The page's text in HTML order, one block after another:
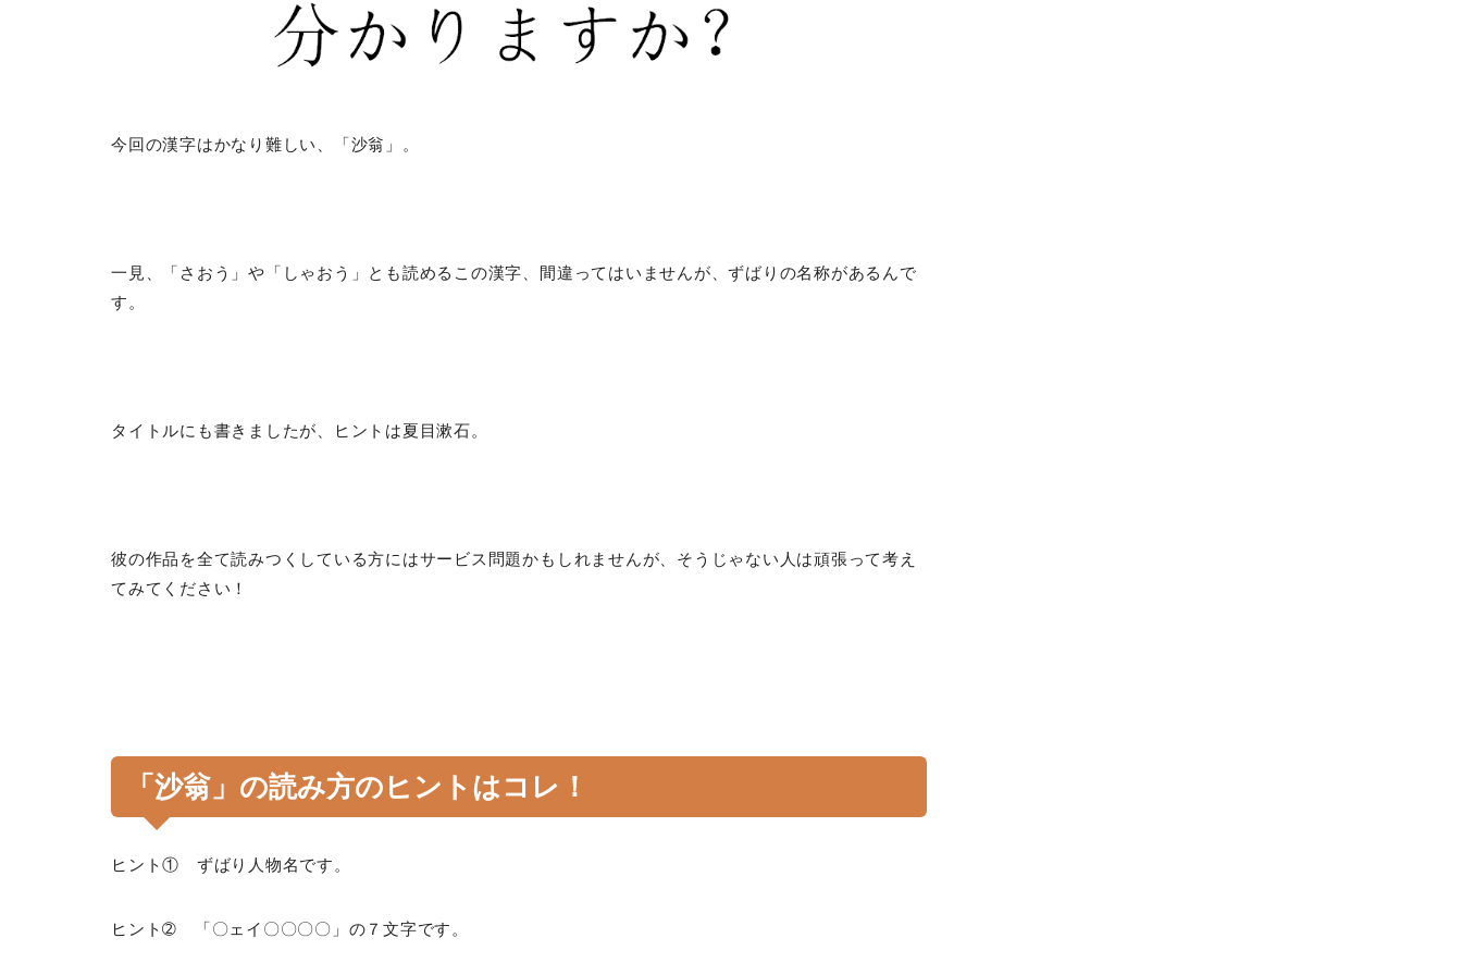
今回の漢字はかなり難しい、「沙翁」。
一見、「さおう」や「しゃおう」とも読めるこの漢字、間違ってはいませんが、ずばりの名称があるんで
す。
タイトルにも書きましたが、ヒントは夏目漱石。
彼の作品を全て読みつくしている方にはサービス問題かもしれませんが、そうじゃない人は頑張って考え
てみてください！
「沙翁」の読み方のヒントはコレ！
ヒント① ずばり人物名です。
ヒント➁ 「〇ェイ〇〇〇〇」の７文字です。